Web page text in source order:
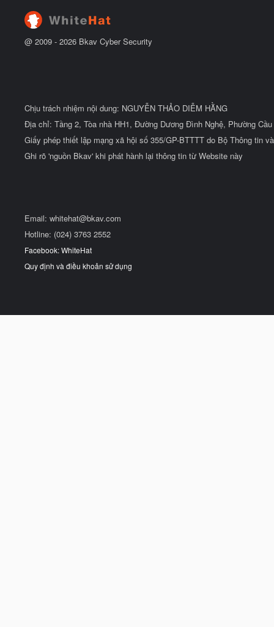
u
@ 2009 - 2026 Bkav Cyber Security
Chịu trách nhiệm nội dung: NGUYỄN THẢO DIỄM HẰNG
Địa chỉ: Tầng 2, Tòa nhà HH1, Đường Dương Đình Nghệ, Phường
Giấy phép thiết lập mạng xã hội số 355/GP-BTTTT do Bộ Thông tin
Ghi rõ 'nguồn Bkav' khi phát hành lại thông tin từ Website này
Email: whitehat@bkav.com
Hotline: (024) 3763 2552
Facebook: WhiteHat
Quy định và điều khoản sử dụng